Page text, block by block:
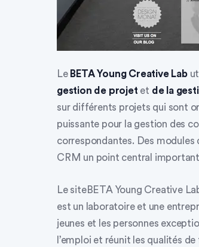
Le BETA Young Creative Lab
gestion de projet et de la
sur différents projets qui sont
puissante pour la gestion des
correspondantes. Des
CRM un point central
Le siteBETA Young Creative
est un laboratoire et une
jeunes et les personnes
l’emploi et réunit les qualités